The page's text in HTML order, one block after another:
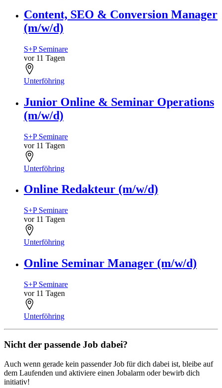
Content, SEO & Conversion Manager
(m/w/d)
S+P Seminare
vor 11 Tagen
Unterföhring
Junior Online & Seminar Operations
(m/w/d)
S+P Seminare
vor 11 Tagen
Unterföhring
Online Redakteur (m/w/d)
S+P Seminare
vor 11 Tagen
Unterföhring
Online Seminar Manager (m/w/d)
S+P Seminare
vor 11 Tagen
Unterföhring
Nicht der passende Job dabei?
Auch wenn gerade kein passender Job für dich dabei ist, bleibe auf
dem Laufenden und aktiviere einen Jobalarm oder bewirb dich
initiativ!